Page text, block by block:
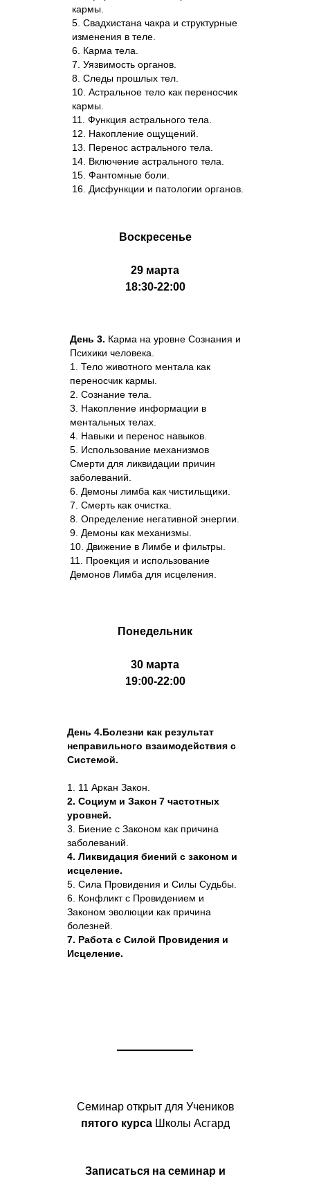
кармы.
5. Свадхистана чакра и структурные
изменения в теле.
6. Карма тела.
7. Уязвимость органов.
8. Следы прошлых тел.
10. Астральное тело как переносчик
кармы.
11. Функция астрального тела.
12. Накопление ощущений.
13. Перенос астрального тела.
14. Включение астрального тела.
15. Фантомные боли.
16. Дисфункции и патологии органов.
Воскресенье
29 марта
18:30-22:00
Понедельник
30 марта
19:00-22:00
День 3. Карма на уровне Сознания и
Психики человека.
1. Тело животного ментала как
переносчик кармы.
2. Сознание тела.
3. Накопление информации в
ментальных телах.
4. Навыки и перенос навыков.
5. Использование механизмов
Смерти для ликвидации причин
заболеваний.
6. Демоны лимба как чистильщики.
7. Смерть как очистка.
8. Определение негативной энергии.
9. Демоны как механизмы.
10. Движение в Лимбе и фильтры.
11. Проекция и использование
Демонов Лимба для исцеления.
День 4.Болезни как результат
неправильного взаимодействия с
Системой.
1. 11 Аркан Закон.
2. Социум и Закон 7 частотных
уровней.
3. Биение с Законом как причина
заболеваний.
4. Ликвидация биений с законом и
исцеление.
5. Сила Провидения и Силы Судьбы.
6. Конфликт с Провидением и
Законом эволюции как причина
болезней.
7. Работа с Силой Провидения и
Исцеление.
Семинар открыт для Учеников
пятого курса Школы Асгард
З аписаться на семинар и